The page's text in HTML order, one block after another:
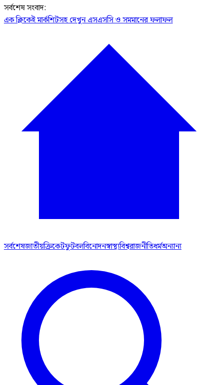
সর্বশেষ সংবাদ:
এক ক্লিকেই মার্কশিটসহ দেখুন এসএসসি ও সমমানের ফলাফল
সর্বশেষজাতীয়ক্রিকেটফুটবলবিনোদনস্বাস্থ্যবিশ্বরাজনীতিধর্মঅন্যান্য